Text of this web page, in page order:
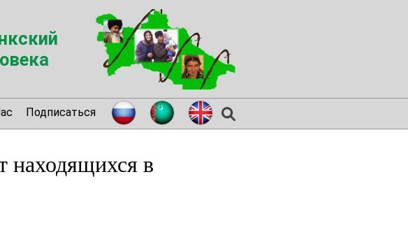
Подписаться
находящихся в